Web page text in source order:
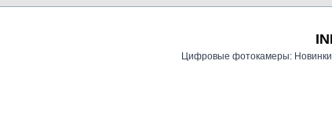
Цифровые фотокамеры: